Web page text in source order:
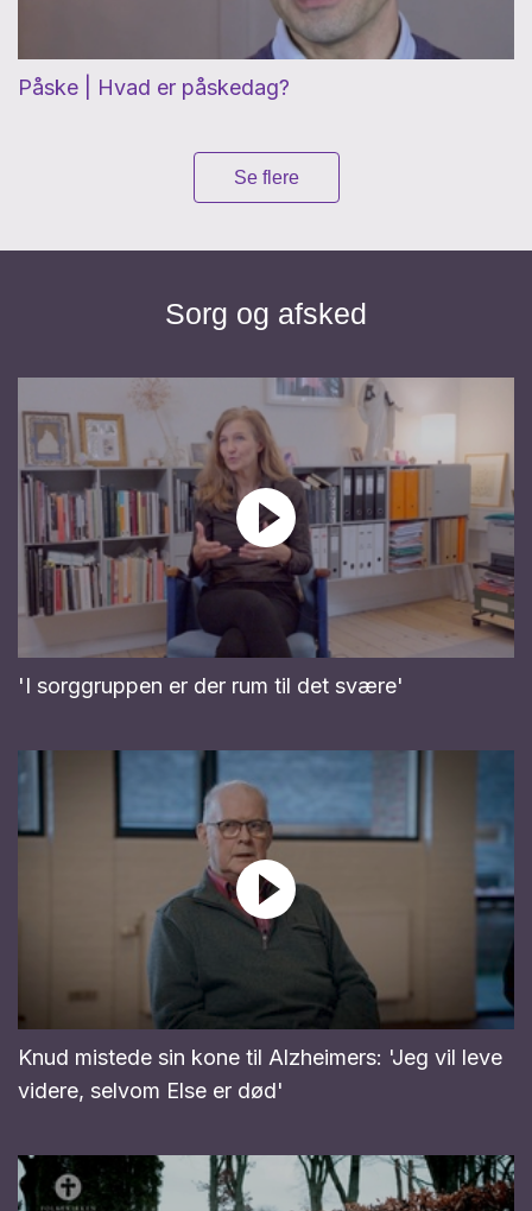
Påske | Hvad er påskedag?
Se flere
Sorg og afsked
'I sorggruppen er der rum til det svære'
Knud mistede sin kone til Alzheimers: 'Jeg vil leve
videre, selvom Else er død'